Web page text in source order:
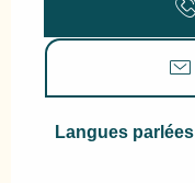
Langues parlées
Langues parlées